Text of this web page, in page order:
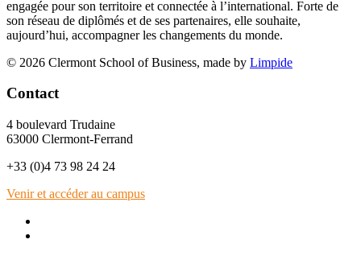
engagée pour son territoire et connectée à l’international. Forte de
son réseau de diplômés et de ses partenaires, elle souhaite,
aujourd’hui, accompagner les changements du monde.
© 2026 Clermont School of Business, made by Limpide
Contact
4 boulevard Trudaine
63000 Clermont-Ferrand
+33 (0)4 73 98 24 24
Venir et accéder au campus